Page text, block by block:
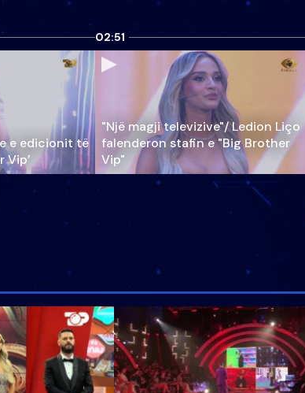
e edicionit të
Vip’
02:51
"Një magji televizive"/ Ledion Liço
falenderon stafin e "Big Brother
Vip"